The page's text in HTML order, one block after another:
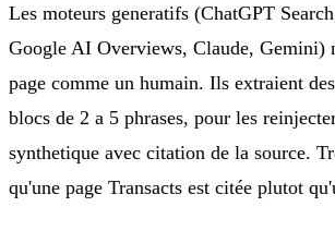
Les moteurs generatifs (ChatGPT
Google AI Overviews, Claude, Gemini)
page comme un humain. Ils extraient
blocs de 2 a 5 phrases, pour les
synthetique avec citation de la source.
qu'une page Transacts est citée plutot